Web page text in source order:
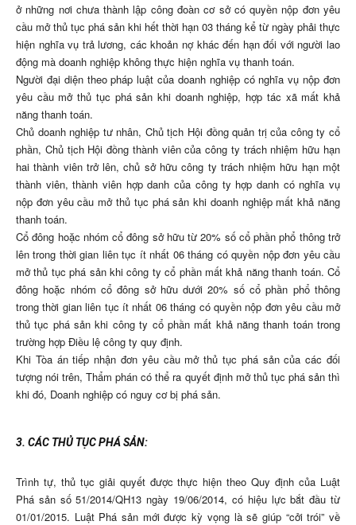
ở những nơi chưa thành lập công đoàn cơ sở có quyền nộp đơn yêu
cầu mở thủ tục phá sản khi hết thời hạn 03 tháng kể từ ngày phải thực
hiện nghĩa vụ trả lương, các khoản nợ khác đến hạn đối với người lao
động mà doanh nghiệp không thực hiện nghĩa vụ thanh toán.
Người đại diện theo pháp luật của doanh nghiệp có nghĩa vụ nộp đơn
yêu cầu mở thủ tục phá sản khi doanh nghiệp, hợp tác xã mất khả
năng thanh toán.
Chủ doanh nghiệp tư nhân, Chủ tịch Hội đồng quản trị của công ty cổ
phần, Chủ tịch Hội đồng thành viên của công ty trách nhiệm hữu hạn
hai thành viên trở lên, chủ sở hữu công ty trách nhiệm hữu hạn một
thành viên, thành viên hợp danh của công ty hợp danh có nghĩa vụ
nộp đơn yêu cầu mở thủ tục phá sản khi doanh nghiệp mất khả năng
thanh toán.
Cổ đông hoặc nhóm cổ đông sở hữu từ 20% số cổ phần phổ thông trở
lên trong thời gian liên tục ít nhất 06 tháng có quyền nộp đơn yêu cầu
mở thủ tục phá sản khi công ty cổ phần mất khả năng thanh toán. Cổ
đông hoặc nhóm cổ đông sở hữu dưới 20% số cổ phần phổ thông
trong thời gian liên tục ít nhất 06 tháng có quyền nộp đơn yêu cầu mở
thủ tục phá sản khi công ty cổ phần mất khả năng thanh toán trong
trường hợp Điều lệ công ty quy định.
Khi Tòa án tiếp nhận đơn yêu cầu mở thủ tục phá sản của các đối
tượng nói trên, Thẩm phán có thể ra quyết định mở thủ tục phá sản thì
khi đó, Doanh nghiệp có nguy cơ bị phá sản.
3. CÁC THỦ TỤC PHÁ SẢN:
Trình tự, thủ tục giải quyết được thực hiện theo Quy định của Luật
Phá sản số 51/2014/QH13 ngày 19/06/2014, có hiệu lực bắt đầu từ
01/01/2015. Luật Phá sản mới được kỳ vọng là sẽ giúp “cởi trói” về